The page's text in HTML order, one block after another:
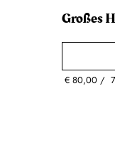
Großes
€80,00